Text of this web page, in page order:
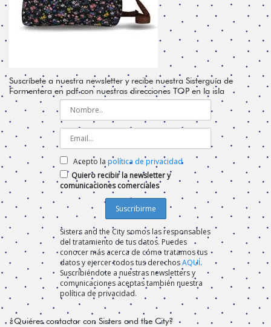
Suscríbete a nuestra newsletter y recibe nuestra Sisterguía de
Formentera en pdf con nuestras direcciones TOP en la isla
Acepto la política de privacidad
Quiero recibir la newsletter y
comunicaciones comerciales
Sisters and the City somos las responsables
del tratamiento de tus datos. Puedes
conocer más acerca de cómo tratamos tus
datos y ejercer todos tus derechosAQUÍ.
Suscribiéndote a nuestras newsletters y
comunicaciones aceptas también nuestra
política de privacidad.
¿Quiéres contactar con Sisters and the City?